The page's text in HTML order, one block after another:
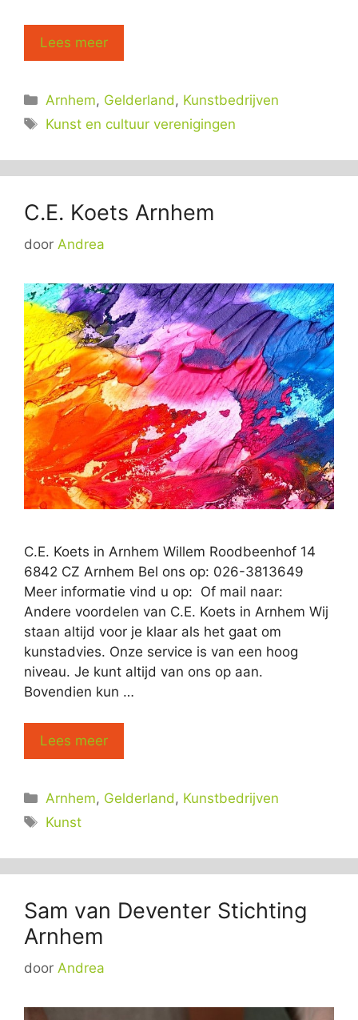
Lees meer
Categorieën
Arnhem, Gelderland , Kunstbedrijven
Tags
Kunst en cultuur verenigingen
C.E. Koets Arnhem
door Andrea
C.E. Koets in Arnhem Willem Roodbeenhof 14
6842 CZ Arnhem Bel ons op: 026-3813649
Meer informatie vind u op: Of mail naar:
Andere voordelen van C.E. Koets in Arnhem Wij
staan altijd voor je klaar als het gaat om
kunstadvies. Onze service is van een hoog
niveau. Je kunt altijd van ons op aan.
Bovendien kun …
Lees meer
Categorieën
Arnhem, Gelderland , Kunstbedrijven
Tags
Kunst
Sam van Deventer Stichting
Arnhem
door Andrea